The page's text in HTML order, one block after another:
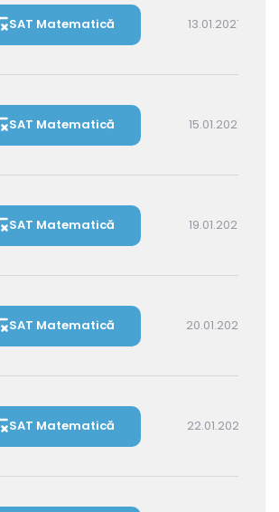
SAT Matematică 13.01.2027 14:30
SAT Matematică 15.01.2027 16:00
SAT Matematică 19.01.2027 16:00
SAT Matematică 20.01.2027 14:30
SAT Matematică 22.01.2027 16:00